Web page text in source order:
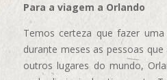
Para a viagem a Orlando
Temos certeza que fazer
durante meses as pessoas
outros lugares do mundo,